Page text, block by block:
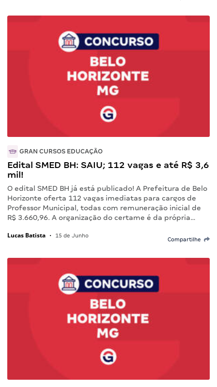
GRAN CURSOS EDUCAÇÃO
Edital SMED BH: SAIU; 112 vagas e até R$ 3,6
mil!
O edital SMED BH já está publicado! A Prefeitura de Belo
Horizonte oferta 112 vagas imediatas para cargos de
Professor Municipal, todas com remuneração inicial de
R$ 3.660,96. A organização do certame é da própria…
Lucas Batista • 15 de Junho
Compartilhe